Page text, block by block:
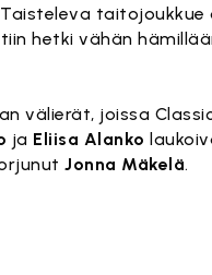
taitojoukkue
hetki vähän
välierät, joissa
ja Eliisa Alanko
Jonna Mäkelä.